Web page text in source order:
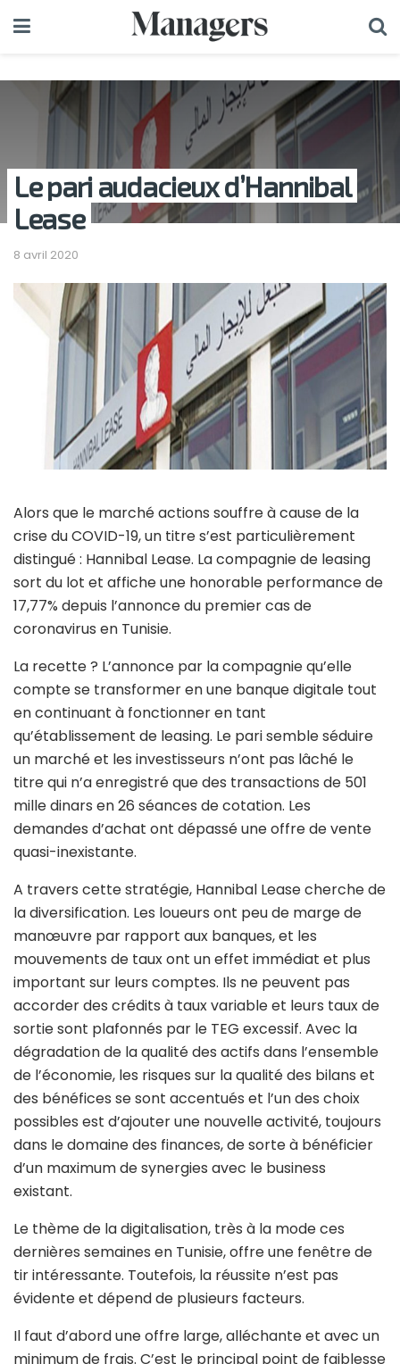
Le pari audacieux d’Hannibal
Lease
8 avril 2020
Alors que le marché actions souffre à cause de la
crise du COVID-19, un titre s’est particulièrement
distingué : Hannibal Lease. La compagnie de leasing
sort du lot et affiche une honorable performance de
17,77% depuis l’annonce du premier cas de
coronavirus en Tunisie.
La recette ? L’annonce par la compagnie qu’elle
compte se transformer en une banque digitale tout
en continuant à fonctionner en tant
qu’établissement de leasing. Le pari semble séduire
un marché et les investisseurs n’ont pas lâché le
titre qui n’a enregistré que des transactions de 501
mille dinars en 26 séances de cotation. Les
demandes d’achat ont dépassé une offre de vente
quasi-inexistante.
A travers cette stratégie, Hannibal Lease cherche de
la diversification. Les loueurs ont peu de marge de
manœuvre par rapport aux banques, et les
mouvements de taux ont un effet immédiat et plus
important sur leurs comptes. Ils ne peuvent pas
accorder des crédits à taux variable et leurs taux de
sortie sont plafonnés par le TEG excessif. Avec la
dégradation de la qualité des actifs dans l’ensemble
de l’économie, les risques sur la qualité des bilans et
des bénéfices se sont accentués et l’un des choix
possibles est d’ajouter une nouvelle activité, toujours
dans le domaine des finances, de sorte à bénéficier
d’un maximum de synergies avec le business
existant.
Le thème de la digitalisation, très à la mode ces
dernières semaines en Tunisie, offre une fenêtre de
tir intéressante. Toutefois, la réussite n’est pas
évidente et dépend de plusieurs facteurs.
Il faut d’abord une offre large, alléchante et avec un
minimum de frais. C’est le principal point de faiblesse